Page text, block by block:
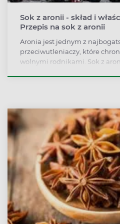
Sok z aronii - skład i
Przepis na sok z aronii
Aronia jest jednym z
przeciwutleniaczy, które
wolnymi rodnikami. Sok z